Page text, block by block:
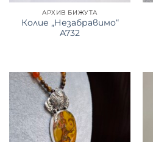
АРХИВ БИЖУТА
Колие „Незабравимо“
A732